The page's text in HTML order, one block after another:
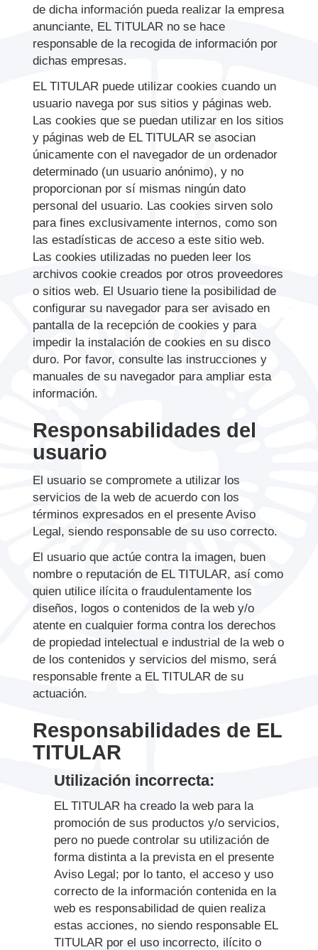
de dicha información pueda realizar la empresa
anunciante, EL TITULAR no se hace
responsable de la recogida de información por
dichas empresas.
EL TITULAR puede utilizar cookies cuando un
usuario navega por sus sitios y páginas web.
Las cookies que se puedan utilizar en los sitios
y páginas web de EL TITULAR se asocian
únicamente con el navegador de un ordenador
determinado (un usuario anónimo), y no
proporcionan por sí mismas ningún dato
personal del usuario. Las cookies sirven solo
para fines exclusivamente internos, como son
las estadísticas de acceso a este sitio web.
Las cookies utilizadas no pueden leer los
archivos cookie creados por otros proveedores
o sitios web. El Usuario tiene la posibilidad de
configurar su navegador para ser avisado en
pantalla de la recepción de cookies y para
impedir la instalación de cookies en su disco
duro. Por favor, consulte las instrucciones y
manuales de su navegador para ampliar esta
información.
Responsabilidades del
usuario
El usuario se compromete a utilizar los
servicios de la web de acuerdo con los
términos expresados en el presente Aviso
Legal, siendo responsable de su uso correcto.
El usuario que actúe contra la imagen, buen
nombre o reputación de EL TITULAR, así como
quien utilice ilícita o fraudulentamente los
diseños, logos o contenidos de la web y/o
atente en cualquier forma contra los derechos
de propiedad intelectual e industrial de la web o
de los contenidos y servicios del mismo, será
responsable frente a EL TITULAR de su
actuación.
Responsabilidades de EL
TITULAR
Utilización incorrecta:
EL TITULAR ha creado la web para la
promoción de sus productos y/o servicios,
pero no puede controlar su utilización de
forma distinta a la prevista en el presente
Aviso Legal; por lo tanto, el acceso y uso
correcto de la información contenida en la
web es responsabilidad de quien realiza
estas acciones, no siendo responsable EL
TITULAR por el uso incorrecto, ilícito o